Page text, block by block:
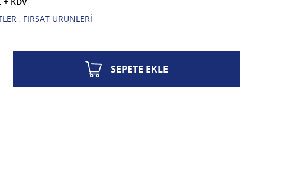
, FIRSAT ÜRÜNLERİ
SEPETE EKLE